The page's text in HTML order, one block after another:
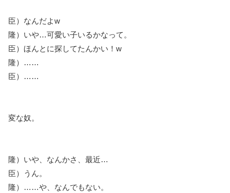
臣）なんだよw
隆）いや…可愛い子いるかなって。
臣）ほんとに探してたんかい！w
隆）……
臣）……
変な奴。
隆）いや、なんかさ、最近…
臣）うん。
隆）……や、なんでもない。